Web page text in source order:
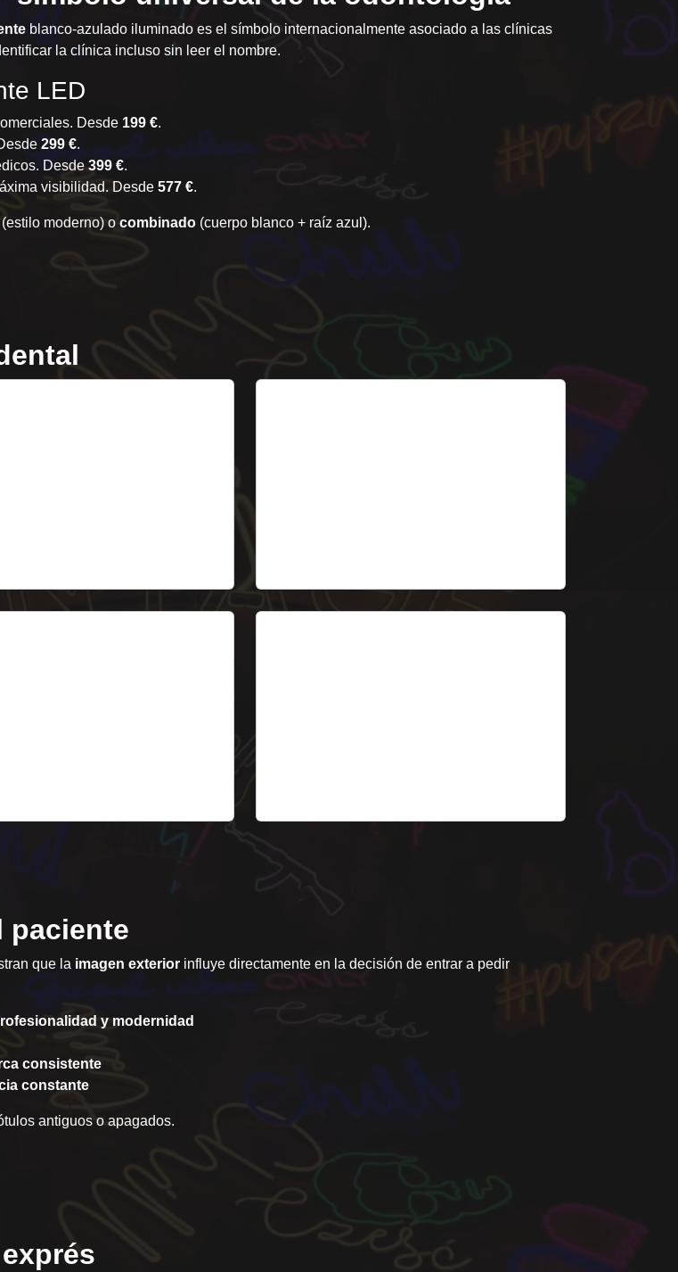
blanco-azulado iluminado es el símbolo internacionalmente asociado a las clínicas
la clínica incluso sin leer el nombre.
LED
Desde 199 €.
299 €.
Desde 399 €.
visibilidad. Desde 577 €.
(estilo moderno) o combinado (cuerpo blanco + raíz azul).
paciente
que la imagen exterior influye directamente en la decisión de entrar a pedir
y modernidad
consistente
constante
antiguos o apagados.